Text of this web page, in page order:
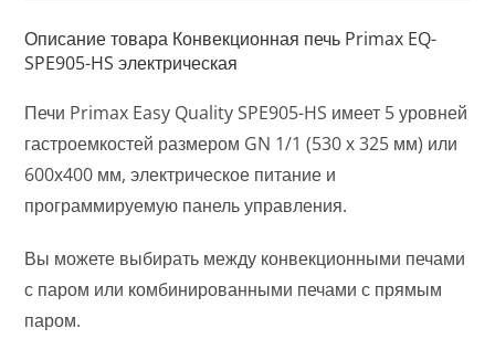
Описание товара Конвекционная печь Primax EQ-
SPE905-HS электрическая
Печи Primax Easy Quality SPE905-HS имеет 5 уровней
гастроемкостей размером GN 1/1 (530 х 325 мм) или
600х400 мм, электрическое питание и
программируемую панель управления.
Вы можете выбирать между конвекционными печами
с паром или комбинированными печами с прямым
паром.